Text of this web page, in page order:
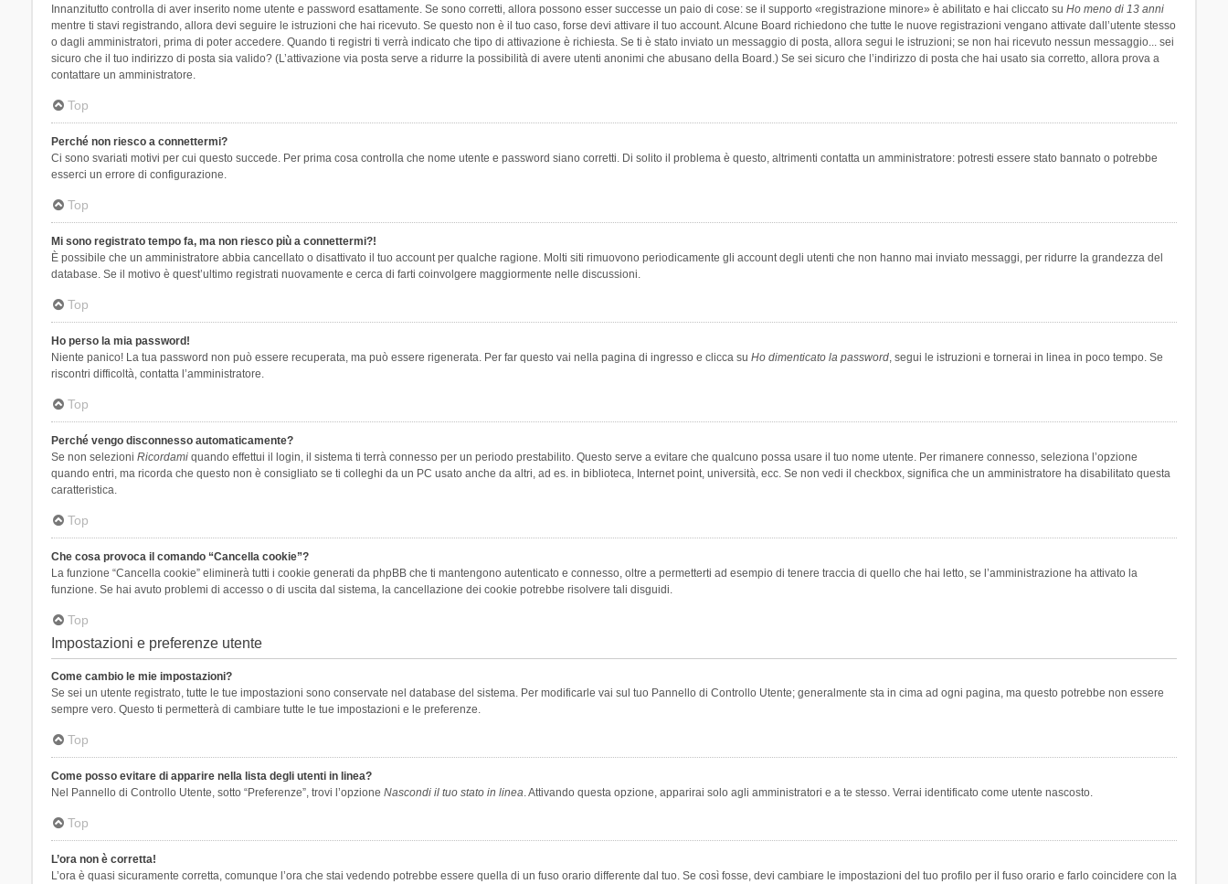
Innanzitutto controlla di aver inserito nome utente e password esattamente. Se sono corretti, allora possono esser successe un paio di cose: se il supporto «registrazione minore» è abilitato e hai cliccato su Ho meno di 13 anni
mentre ti stavi registrando, allora devi seguire le istruzioni che hai ricevuto. Se questo non è il tuo caso, forse devi attivare il tuo account. Alcune Board richiedono che tutte le nuove registrazioni vengano attivate dall’utente stesso
o dagli amministratori, prima di poter accedere. Quando ti registri ti verrà indicato che tipo di attivazione è richiesta. Se ti è stato inviato un messaggio di posta, allora segui le istruzioni; se non hai ricevuto nessun messaggio... sei
sicuro che il tuo indirizzo di posta sia valido? (L’attivazione via posta serve a ridurre la possibilità di avere utenti anonimi che abusano della Board.) Se sei sicuro che l’indirizzo di posta che hai usato sia corretto, allora prova a
contattare un amministratore.
Top
Perché non riesco a connettermi?
Ci sono svariati motivi per cui questo succede. Per prima cosa controlla che nome utente e password siano corretti. Di solito il problema è questo, altrimenti contatta un amministratore: potresti essere stato bannato o potrebbe
esserci un errore di configurazione.
Top
Mi sono registrato tempo fa, ma non riesco più a connettermi?!
È possibile che un amministratore abbia cancellato o disattivato il tuo account per qualche ragione. Molti siti rimuovono periodicamente gli account degli utenti che non hanno mai inviato messaggi, per ridurre la grandezza del
database. Se il motivo è quest’ultimo registrati nuovamente e cerca di farti coinvolgere maggiormente nelle discussioni.
Top
Ho perso la mia password!
Niente panico! La tua password non può essere recuperata, ma può essere rigenerata. Per far questo vai nella pagina di ingresso e clicca su Ho dimenticato la password, segui le istruzioni e tornerai in linea in poco tempo. Se
riscontri difficoltà, contatta l’amministratore.
Top
Perché vengo disconnesso automaticamente?
Se non selezioni Ricordamiquando effettui il login, il sistema ti terrà connesso per un periodo prestabilito. Questo serve a evitare che qualcuno possa usare il tuo nome utente. Per rimanere connesso, seleziona l’opzione
quando entri, ma ricorda che questo non è consigliato se ti colleghi da un PC usato anche da altri, ad es. in biblioteca, Internet point, università, ecc. Se non vedi il checkbox, significa che un amministratore ha disabilitato questa
caratteristica.
Top
Che cosa provoca il comando “Cancella cookie”?
La funzione “Cancella cookie” eliminerà tutti i cookie generati da phpBB che ti mantengono autenticato e connesso, oltre a permetterti ad esempio di tenere traccia di quello che hai letto, se l’amministrazione ha attivato la
funzione. Se hai avuto problemi di accesso o di uscita dal sistema, la cancellazione dei cookie potrebbe risolvere tali disguidi.
Top
Impostazioni e preferenze utente
Come cambio le mie impostazioni?
Se sei un utente registrato, tutte le tue impostazioni sono conservate nel database del sistema. Per modificarle vai sul tuo Pannello di Controllo Utente; generalmente sta in cima ad ogni pagina, ma questo potrebbe non essere
sempre vero. Questo ti permetterà di cambiare tutte le tue impostazioni e le preferenze.
Top
Come posso evitare di apparire nella lista degli utenti in linea?
Nel Pannello di Controllo Utente, sotto “Preferenze”, trovi l’opzione Nascondi il tuo stato in linea. Attivando questa opzione, apparirai solo agli amministratori e a te stesso. Verrai identificato come utente nascosto.
Top
L’ora non è corretta!
L’ora è quasi sicuramente corretta, comunque l’ora che stai vedendo potrebbe essere quella di un fuso orario differente dal tuo. Se così fosse, devi cambiare le impostazioni del tuo profilo per il fuso orario e farlo coincidere con la